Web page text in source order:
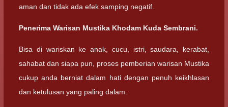
aman dan tidak ada efek samping negatif.
Penerima Warisan Mustika Khodam Kuda Sembrani.
Bisa di wariskan ke anak, cucu, istri, saudara, kerabat,
sahabat dan siapa pun, proses pemberian warisan Mustika
cukup anda berniat dalam hati dengan penuh keikhlasan
dan ketulusan yang paling dalam.